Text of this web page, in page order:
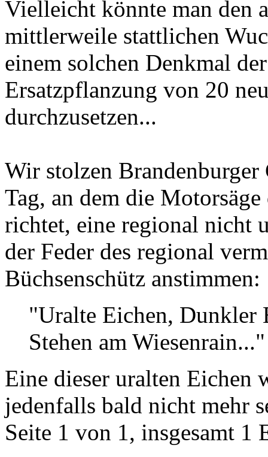
Vielleicht könnte man den
mittlerweile stattlichen
einem solchen Denkmal
Ersatzpflanzung von 20
durchzusetzen...
Wir stolzen Brandenburger
Tag, an dem die
richtet, eine regional nicht
der Feder des regional
Büchsenschütz anstimmen:
"Uralte Eichen, Dunkler
Stehen am Wiesenrain..."
Eine dieser uralten Eichen
jedenfalls bald nicht mehr
Seite 1 von 1, insgesamt 1